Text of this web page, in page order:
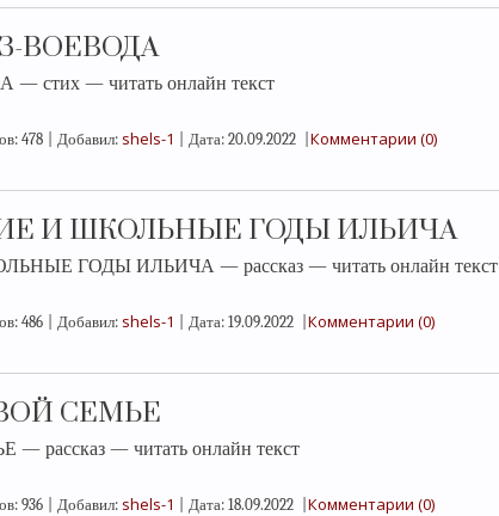
ВОЕВОДА
стих — читать онлайн текст
478 Добавил: shels-1 Дата: 20.09.2022 Комментарии (0)
И ШКОЛЬНЫЕ ГОДЫ ИЛЬИЧА
ГОДЫ ИЛЬИЧА — рассказ — читать онлайн текст
486 Добавил: shels-1 Дата: 19.09.2022 Комментарии (0)
СЕМЬЕ
рассказ — читать онлайн текст
936 Добавил: shels-1 Дата: 18.09.2022 Комментарии (0)